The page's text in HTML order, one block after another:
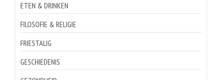
ETEN & DRINKEN
FILOSOFIE & RELIGIE
FRIESTALIG
GESCHIEDENIS